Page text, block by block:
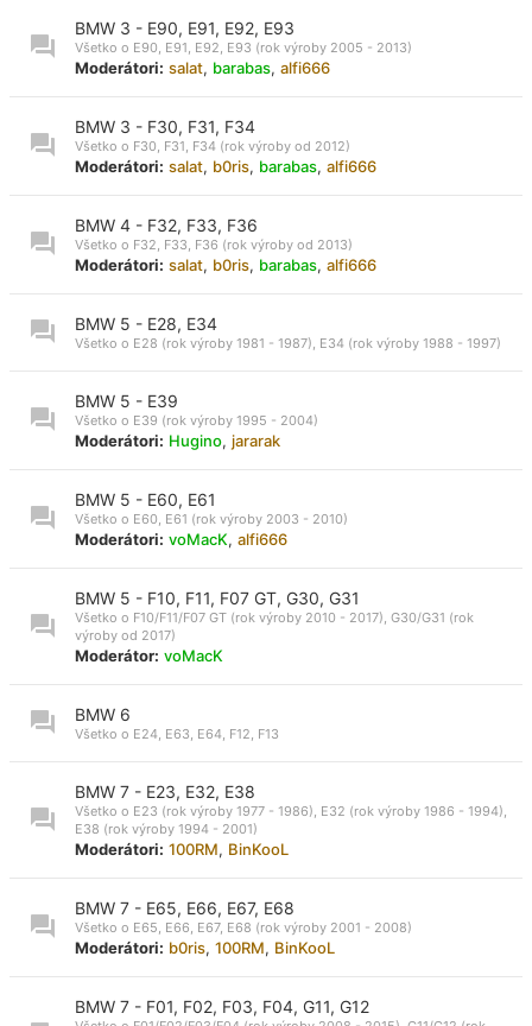
BMW 3 - E90, E91, E92, E93
Všetko o E90, E91, E92, E93 (rok výroby 2005 - 2013)
Moderátori: salat, barabas, alfi666
BMW 3 - F30, F31, F34
Všetko o F30, F31, F34 (rok výroby od 2012)
Moderátori: salat, b0ris, barabas, alfi666
BMW 4 - F32, F33, F36
Všetko o F32, F33, F36 (rok výroby od 2013)
Moderátori: salat, b0ris, barabas, alfi666
BMW 5 - E28, E34
Všetko o E28 (rok výroby 1981 - 1987), E34 (rok výroby 1988 - 1997)
BMW 5 - E39
Všetko o E39 (rok výroby 1995 - 2004)
Moderátori: Hugino, jararak
BMW 5 - E60, E61
Všetko o E60, E61 (rok výroby 2003 - 2010)
Moderátori: voMacK, alfi666
BMW 5 - F10, F11, F07 GT, G30, G31
Všetko o F10/F11/F07 GT (rok výroby 2010 - 2017), G30/G31 (rok
výroby od 2017)
Moderátor: voMacK
BMW 6
Všetko o E24, E63, E64, F12, F13
BMW 7 - E23, E32, E38
Všetko o E23 (rok výroby 1977 - 1986), E32 (rok výroby 1986 - 1994),
E38 (rok výroby 1994 - 2001)
Moderátori: 100RM, BinKooL
BMW 7 - E65, E66, E67, E68
Všetko o E65, E66, E67, E68 (rok výroby 2001 - 2008)
Moderátori: b0ris, 100RM, BinKooL
BMW 7 - F01, F02, F03, F04, G11, G12